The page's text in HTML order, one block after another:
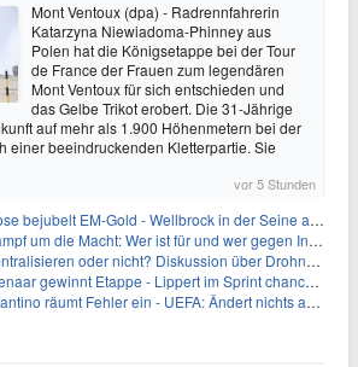
Mont Ventoux (dpa) - Radrennfahrerin
Katarzyna Niewiadoma-Phinney aus
Polen hat die Königsetappe bei der Tour
de France der Frauen zum legendären
Mont Ventoux für sich entschieden und
das Gelbe Trikot erobert. Die 31-Jährige
auf mehr als 1.900 Höhenmetern bei der
einer beeindruckenden Kletterpartie. Sie
vor 5 Stunden
bejubelt EM-Gold - Wellbrock in der Seine ausgebremst
um die Macht: Wer ist für und wer gegen Infantino?
oder nicht? Diskussion über Drohnenabwehr
gewinnt Etappe - Lippert im Sprint chancenlos
räumt Fehler ein - UEFA: Ändert nichts an Boykott